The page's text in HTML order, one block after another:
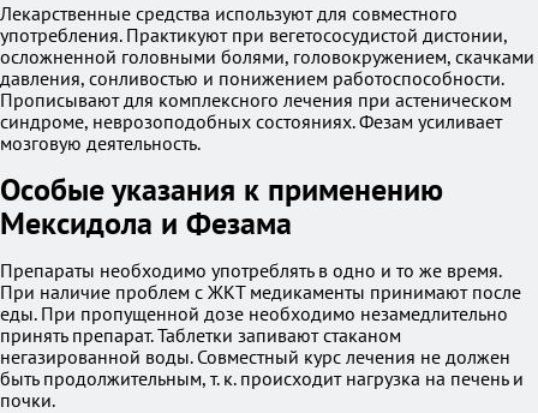
Лекарственные средства используют для совместного
употребления. Практикуют при вегетососудистой дистонии,
осложненной головными болями, головокружением, скачками
давления, сонливостью и понижением работоспособности.
Прописывают для комплексного лечения при астеническом
синдроме, неврозоподобных состояниях. Фезам усиливает
мозговую деятельность.
Особые указания к применению
Мексидола и Фезама
Препараты необходимо употреблять в одно и то же время.
При наличие проблем с ЖКТ медикаменты принимают после
еды. При пропущенной дозе необходимо незамедлительно
принять препарат. Таблетки запивают стаканом
негазированной воды. Совместный курс лечения не должен
быть продолжительным, т. к. происходит нагрузка на печень и
почки.